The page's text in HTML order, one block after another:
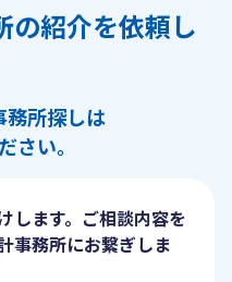
の紹介を依頼し
務所探しは
さい。
します。ご相談内容を
事務所にお繋ぎしま